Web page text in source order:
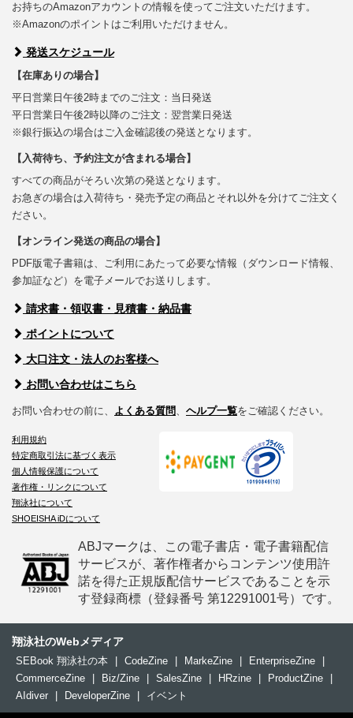
お持ちのAmazonアカウントの情報を使ってご注文いただけます。
※Amazonのポイントはご利用いただけません。
発送スケジュール
【在庫ありの場合】
平日営業日午後2時までのご注文：当日発送
平日営業日午後2時以降のご注文：翌営業日発送
※銀行振込の場合はご入金確認後の発送となります。
【入荷待ち、予約注文が含まれる場合】
すべての商品がそろい次第の発送となります。
お急ぎの場合は入荷待ち・発売予定の商品とそれ以外を分けてご注文く
ださい。
【オンライン発送の商品の場合】
PDF版電子書籍は、ご利用にあたって必要な情報（ダウンロード情報、
参加証など）を電子メールでお送りします。
請求書・領収書・見積書・納品書
ポイントについて
大口注文・法人のお客様へ
お問い合わせはこちら
お問い合わせの前に、 よくある質問、 ヘルプ一覧をご確認ください。
利用規約
特定商取引法に基づく表示
個人情報保護について
著作権・リンクについて
翔泳社について
SHOEISHA iDについて
ABJマークは、この電子書店・電子書籍配信
サービスが、著作権者からコンテンツ使用許
諾を得た正規版配信サービスであることを示
す登録商標（登録番号 第12291001号）です。
翔泳社のWebメディア
SEBook 翔泳社の本 CodeZine MarkeZine EnterpriseZine
CommerceZine
Biz/Zine SalesZine HRzine ProductZine
AIdiver
DeveloperZine イベント